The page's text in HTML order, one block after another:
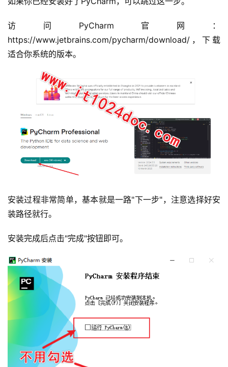
访问PyCharm官网：
https://www.jetbrains.com/pycharm/download/，下载
适合你系统的版本。
安装过程非常简单，基本就是一路"下一步"，注意选择好安
装路径就行。
安装完成后点击"完成"按钮即可。